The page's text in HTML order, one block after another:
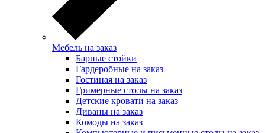
Мебель на заказ
Барные стойки
Гардеробные на заказ
Гостиная на заказ
Гримерные столы на заказ
Детские кровати на заказ
Диваны на заказ
Комоды на заказ